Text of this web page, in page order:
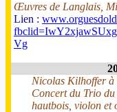
Œuvres de Langlais,
Lien :
Vg
Nicolas Kilhoffer à
Concert du Trio
hautbois, violon et